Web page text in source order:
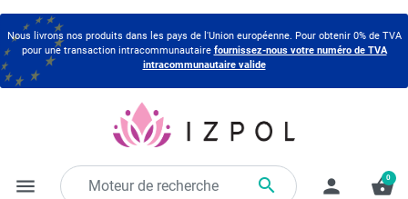
Nous livrons nos produits dans les pays de l'Union européenne. Pour obtenir 0% de TVA
pour une transaction intracommunautaire fournissez-nous votre numéro de TVA
intracommunautaire valide
menu  person shopping_basket
0